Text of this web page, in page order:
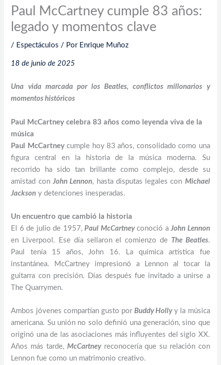
Paul McCartney cumple 83 años:
legado y momentos clave
/ Espectáculos / Por Enrique Muñoz
18 de junio de 2025
Una vida marcada por los Beatles, conflictos millonarios y
momentos históricos
Paul McCartney celebra 83 años como leyenda viva de la
música
Paul McCartneycumple hoy 83 años, consolidado como una
figura central en la historia de la música moderna. Su
recorrido ha sido tan brillante como complejo, desde su
amistad con John Lennon, hasta disputas legales con Michael
Jackson y detenciones inesperadas.
Un encuentro que cambió la historia
El 6 de julio de 1957,Paul McCartneyconoció aJohn Lennon
en Liverpool. Ese día sellaron el comienzo de The Beatles.
Paul tenía 15 años, John 16. La química artística fue
instantánea. McCartney impresionó a Lennon al tocar la
guitarra con precisión. Días después fue invitado a unirse a
The Quarrymen.
Ambos jóvenes compartían gusto porBuddy Hollyy la música
americana. Su unión no solo definió una generación, sino que
originó una de las asociaciones más influyentes del siglo XX.
Años más tarde, McCartneyreconocería que su relación con
Lennon fue como un matrimonio creativo.